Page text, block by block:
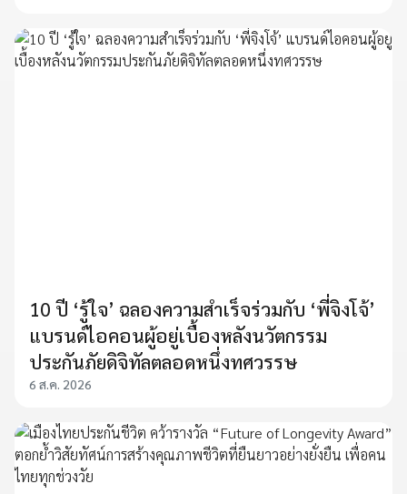
10 ปี ‘รู้ใจ’ ฉลองความสำเร็จร่วมกับ ‘พี่จิงโจ้’
แบรนด์ไอคอนผู้อยู่เบื้องหลังนวัตกรรม
ประกันภัยดิจิทัลตลอดหนึ่งทศวรรษ
6 ส.ค. 2026